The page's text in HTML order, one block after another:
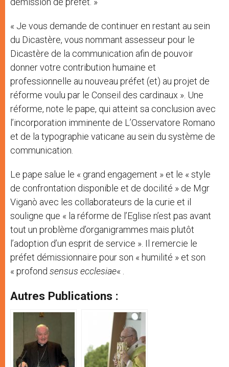
« Je vous demande de continuer en restant au sein
du Dicastère, vous nommant assesseur pour le
Dicastère de la communication afin de pouvoir
donner votre contribution humaine et
professionnelle au nouveau préfet (et) au projet de
réforme voulu par le Conseil des cardinaux ». Une
réforme, note le pape, qui atteint sa conclusion avec
l’incorporation imminente de L’Osservatore Romano
et de la typographie vaticane au sein du système de
communication.
Le pape salue le « grand engagement » et le « style
de confrontation disponible et de docilité » de Mgr
Viganò avec les collaborateurs de la curie et il
souligne que « la réforme de l’Eglise n’est pas avant
tout un problème d’organigrammes mais plutôt
l’adoption d’un esprit de service ». Il remercie le
préfet démissionnaire pour son « humilité » et son
« profond sensus ecclesiae« .
Autres Publications :